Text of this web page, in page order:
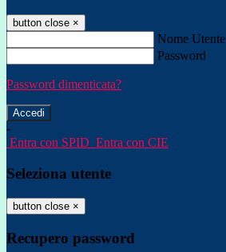
button close ×
Nome Utente
Password
Password dimenticata?
-
Entra con SPID Entra con CIE
Seleziona utente
button close ×
Recupero password